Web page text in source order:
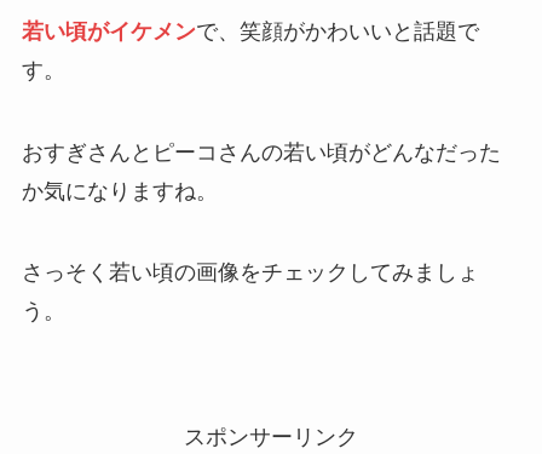
若い頃がイケメンで、笑顔がかわいいと話題で
す。
おすぎさんとピーコさんの若い頃がどんなだった
か気になりますね。
さっそく若い頃の画像をチェックしてみましょ
う。
スポンサーリンク